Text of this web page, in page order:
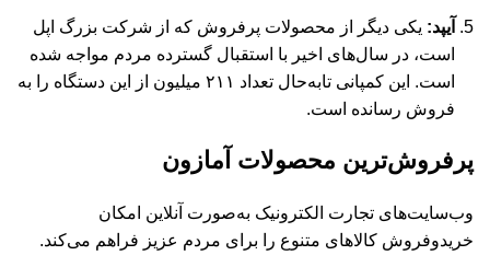
آیپد: یکی دیگر از محصولات پرفروش که از شرکت بزرگ اپل
است، در سال‌های اخیر با استقبال گسترده مردم مواجه شده
است. این کمپانی تابه‌حال تعداد ۲۱۱ میلیون از این دستگاه را به
فروش رسانده است.
پرفروش‌ترین محصولات آمازون
وب‌سایت‌های تجارت الکترونیک به‌صورت آنلاین امکان
خریدوفروش کالاهای متنوع را برای مردم عزیز فراهم می‌کند.